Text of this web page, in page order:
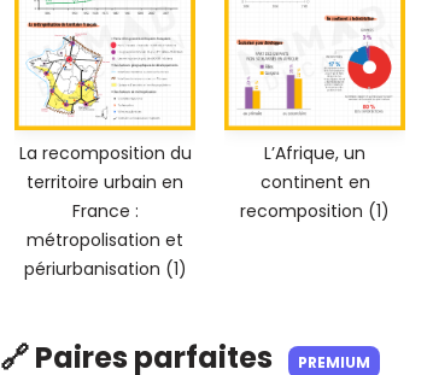
La recomposition du
territoire urbain en
France :
métropolisation et
périurbanisation (1)
L’Afrique, un
continent en
recomposition (1)
🔗 Paires parfaites PREMIUM